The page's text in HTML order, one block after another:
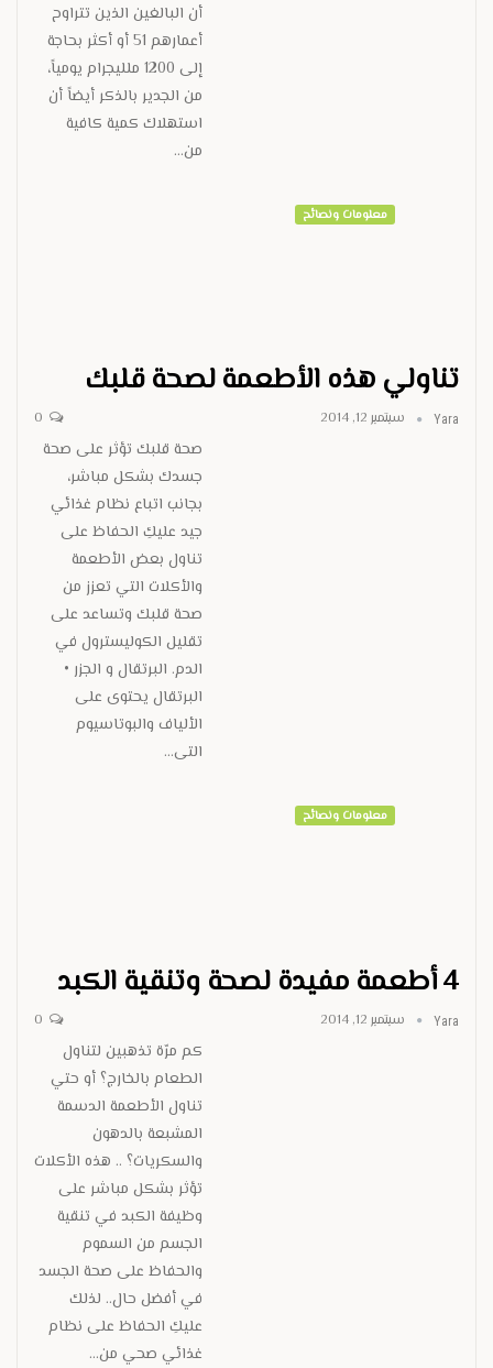
أن البالغين الذين تتراوح
أعمارهم 51 أو أكثر بحاجة
إلى 1200 ملليجرام يومياً،
من الجدير بالذكر أيضاً أن
استهلاك كمية كافية
من…
معلومات ونصائح
تناولي هذه الأطعمة لصحة قلبك
Yara سبتمبر 12, 2014
صحة قلبك تؤثر على صحة
جسدك بشكل مباشر،
بجانب اتباع نظام غذائي
جيد عليكِ الحفاظ على
تناول بعض الأطعمة
والأكلات التي تعزز من
صحة قلبك وتساعد على
تقليل الكوليسترول في
الدم. البرتقال و الجزر •
البرتقال يحتوى على
الألياف والبوتاسيوم
التى…
معلومات ونصائح
4 أطعمة مفيدة لصحة وتنقية الكبد
Yara سبتمبر 12, 2014
كم مرّة تذهبين لتناول
الطعام بالخارج؟ أو حتي
تناول الأطعمة الدسمة
المشبعة بالدهون
والسكريات؟ .. هذه الأكلات
تؤثر بشكل مباشر على
وظيفة الكبد في تنقية
الجسم من السموم
والحفاظ على صحة الجسد
في أفضل حال.. لذلك
عليكِ الحفاظ على نظام
غذائي صحي من…